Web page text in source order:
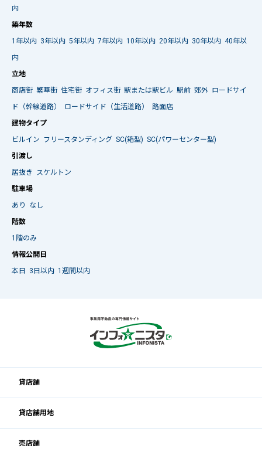
内
築年数
1年以内 3年以内 5年以内 7年以内 10年以内 20年以内 30年以内 40年以
内
立地
商店街 繁華街 住宅街 オフィス街 駅または駅ビル 駅前 郊外 ロードサイ
ド（幹線道路）
ロードサイド（生活道路）
路面店
建物タイプ
ビルイン フリースタンディング SC(箱型) SC(パワーセンター型)
引渡し
居抜き
スケルトン
駐車場
あり
なし
階数
1階のみ
情報公開日
本日
3日以内 1週間以内
貸店舗
貸店舗用地
売店舗